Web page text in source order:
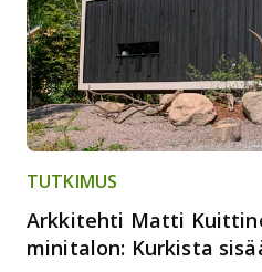
TUTKIMUS
Arkkitehti Matti
minitalon: Kurkista